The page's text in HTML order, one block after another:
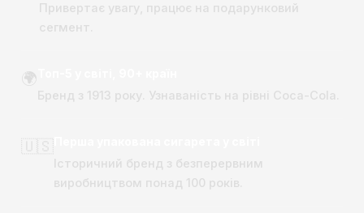
Привертає увагу, працює на подарунковий
сегмент.
🌍
Бренд з 1913 року. Узнаваність на рівні Coca-Cola.
🇺🇸
Історичний бренд з безперервним
виробництвом понад 100 років.